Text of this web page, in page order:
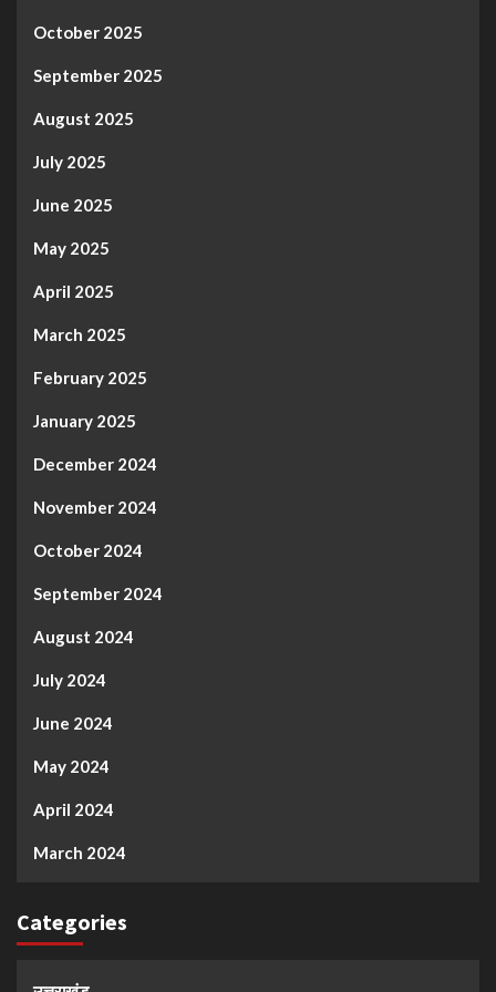
October 2025
September 2025
August 2025
July 2025
June 2025
May 2025
April 2025
March 2025
February 2025
January 2025
December 2024
November 2024
October 2024
September 2024
August 2024
July 2024
June 2024
May 2024
April 2024
March 2024
Categories